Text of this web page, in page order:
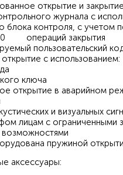
открытие и закрытие
журнала с
блока контроля, с учетом
операций закрытия
пользовательский
с использованием:
ключа
открытие в аварийном
и визуальных
лицам с ограниченными
пружиной
аксессуары: